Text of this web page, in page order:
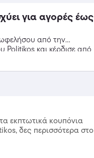
για αγορές έως
από την
Politikos και κέρδισε από
εκπτωτικά κουπόνια
δες περισσότερα στο